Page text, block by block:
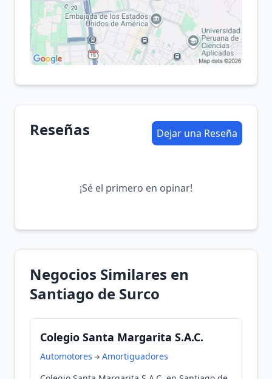
Reseñas Dejar una Reseña
¡Sé el primero en opinar!
Negocios Similares en
Santiago de Surco
Colegio Santa Margarita S.A.C.
Automotores
Amortiguadores